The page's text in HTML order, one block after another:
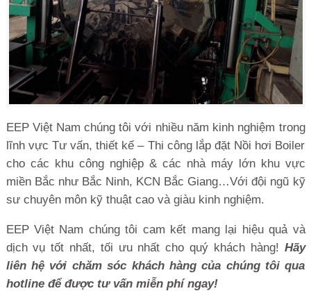
EEP Việt Nam chúng tôi với nhiều năm kinh nghiệm trong
lĩnh vực Tư vấn, thiết kế – Thi công lắp đặt Nồi hơi Boiler
cho các khu công nghiệp & các nhà máy lớn khu vực
miền Bắc như Bắc Ninh, KCN Bắc Giang…Với đội ngũ kỹ
sư chuyên môn kỹ thuật cao và giàu kinh nghiệm.
EEP Việt Nam chúng tôi cam kết mang lại hiệu quả và
dịch vụ tốt nhất, tối ưu nhất cho quý khách hàng! Hãy
liên hệ với chăm sóc khách hàng của chúng tôi qua
hotline để được tư vấn miễn phí ngay!